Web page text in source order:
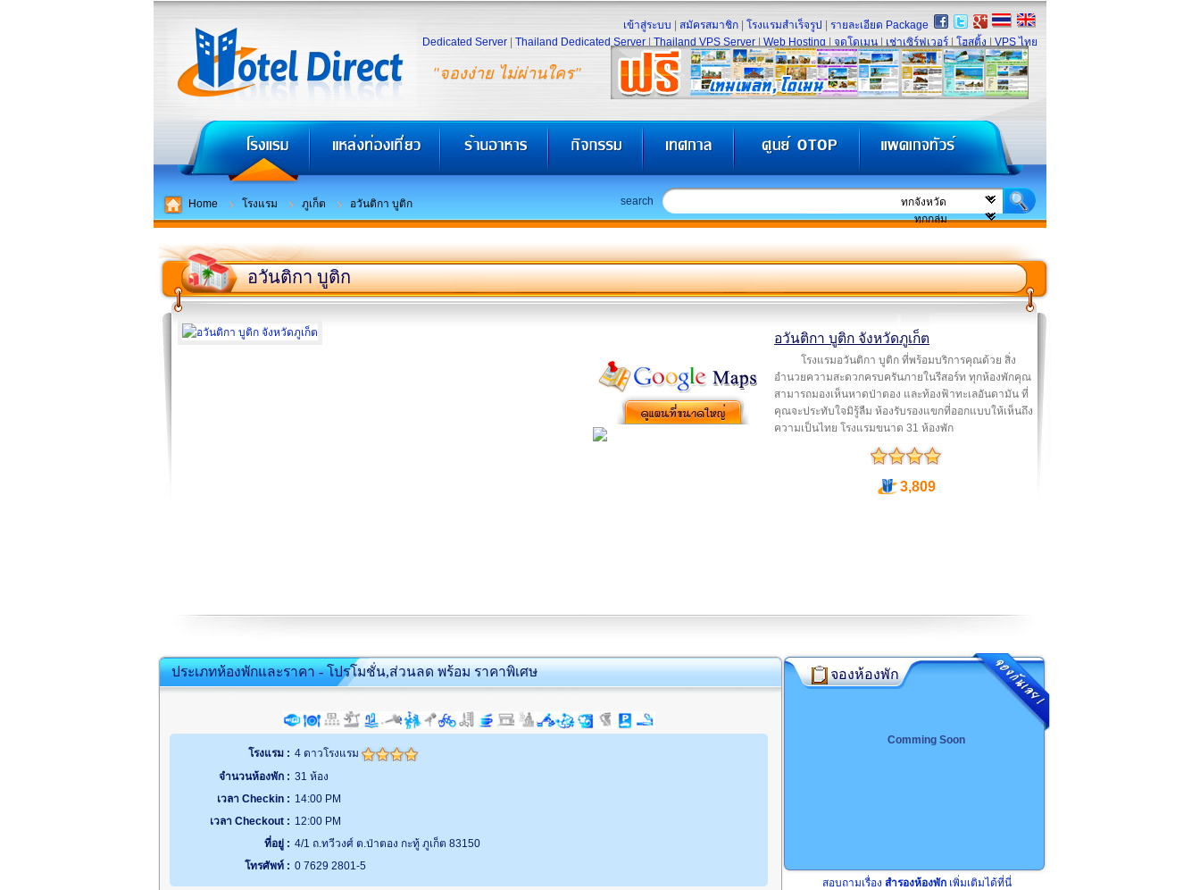
"จองง่าย ไม่ผ่านใคร"
เข้าสู่ระบบ สมัครสมาชิก โรงแรมสำเร็จรูป
รายละเอียด Package
Dedicated Server
Thailand Dedicated Server Thailand VPS Server Web Hosting จดโดเมน เช่าเซิร์ฟเวอร์ โฮสติ้ง VPS ไทย
Home โรงแรม ภูเก็ต อวันติกา บูติก search
อวันติกา บูติก
อวันติกา บูติก จังหวัดภูเก็ต
โรงแรมอวันติกา บูติก ที่พร้อมบริการคุณด้วย สิ่ง
อำนวยความสะดวกครบครันภายในรีสอร์ท ทุกห้องพักคุณ
สามารถมองเห็นหาดป่าตอง และท้องฟ้าทะเลอันดามัน ที่
คุณจะประทับใจมิรู้ลืม ห้องรับรองแขกที่ออกแบบให้เห็นถึง
ความเป็นไทย โรงแรมขนาด 31 ห้องพัก
3,809
ประเภทห้องพักและราคา - โปรโมชั่น,ส่วนลด พร้อม ราคาพิเศษ
โรงแรม : 4 ดาวโรงแรม
จำนวนห้องพัก : 31 ห้อง
เวลา Checkin : 14:00 PM
เวลา Checkout : 12:00 PM
ที่อยู่ : 4/1 ถ.ทวีวงศ์ ต.ป่าตอง กะทู้ ภูเก็ต 83150
โทรศัพท์ : 0 7629 2801-5
จองห้องพัก
Comming Soon
สอบถามเรื่อง สำรองห้องพัก เพิ่มเติมได้ที่นี่